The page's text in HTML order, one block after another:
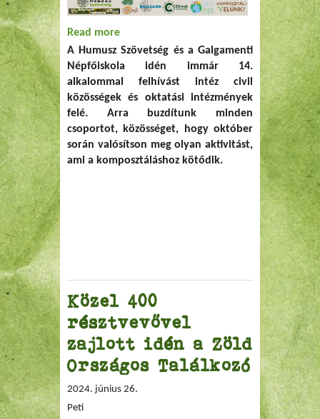
Read more about Komposztünnep felhívásunkhoz
bárki csatlakozhat
A Humusz Szövetség és a Galgamenti
Népfőiskola idén immár 14.
alkalommal felhívást intéz civil
közösségek és oktatási intézmények
felé. Arra buzdítunk minden
csoportot, közösséget, hogy október
során valósítson meg olyan aktivitást,
ami a komposztáláshoz kötődik.
Közel 400
résztvevővel
zajlott idén a Zöld
Országos Találkozó
2024. június 26.
Peti